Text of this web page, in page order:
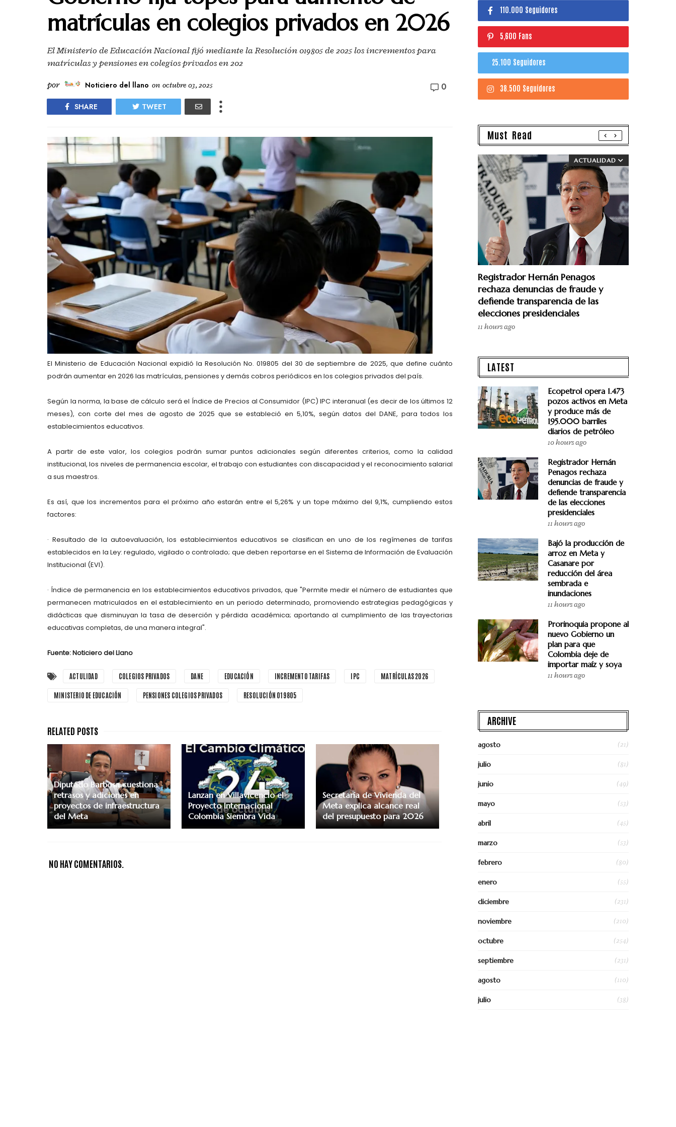
matrículas en colegios privados en 2026
El Ministerio de Educación Nacional fijó mediante la Resolución 019805 de 2025 los incrementos para
matrículas y pensiones en colegios privados en 202
por Noticiero del llano on octubre 03, 2025 0
SHARE TWEET
El Ministerio de Educación Nacional expidió la Resolución No. 019805 del 30 de septiembre de 2025, que define cuánto
podrán aumentar en 2026 las matrículas, pensiones y demás cobros periódicos en los colegios privados del país.
Según la norma, la base de cálculo será el Índice de Precios al Consumidor (IPC) IPC interanual (es decir de los últimos 12
meses), con corte del mes de agosto de 2025 que se estableció en 5,10%, según datos del DANE, para todos los
establecimientos educativos.
A partir de este valor, los colegios podrán sumar puntos adicionales según diferentes criterios, como la calidad
institucional, los niveles de permanencia escolar, el trabajo con estudiantes con discapacidad y el reconocimiento salarial
a sus maestros.
Es así, que los incrementos para el próximo año estarán entre el 5,26% y un tope máximo del 9,1%, cumpliendo estos
factores:
· Resultado de la autoevaluación, los establecimientos educativos se clasifican en uno de los regímenes de tarifas
establecidos en la Ley: regulado, vigilado o controlado; que deben reportarse en el Sistema de Información de Evaluación
Institucional (EVI).
· Índice de permanencia en los establecimientos educativos privados, que "Permite medir el número de estudiantes que
permanecen matriculados en el establecimiento en un periodo determinado, promoviendo estrategias pedagógicas y
didácticas que disminuyan la tasa de deserción y pérdida académica; aportando al cumplimiento de las trayectorias
educativas completas, de una manera integral".
Fuente: Noticiero del Llano
ACTULIDAD COLEGIOS PRIVADOS DANE EDUCACIÓN INCREMENTO TARIFAS IPC MATRÍCULAS 2026
MINISTERIO DE EDUCACIÓN PENSIONES COLEGIOS PRIVADOS RESOLUCIÓN 019805
Diputado Barbosa cuestiona
retrasos y adiciones en
proyectos de infraestructura
del Meta
Lanzan en Villavicencio el
Proyecto Internacional
Colombia Siembra Vida
Secretaría de Vivienda del
Meta explica alcance real
del presupuesto para 2026
NO HAY COMENTARIOS.
110.000 Seguidores
5,600 Fans
25.100 Seguidores
38.500 Seguidores
Must Read
ACTUALIDAD
Registrador Hernán Penagos
rechaza denuncias de fraude y
defiende transparencia de las
elecciones presidenciales
11 hours ago
LATEST
Ecopetrol opera 1.473
pozos activos en Meta
y produce más de
195.000 barriles
diarios de petróleo
10 hours ago
Registrador Hernán
Penagos rechaza
denuncias de fraude y
defiende transparencia
de las elecciones
presidenciales
11 hours ago
Bajó la producción de
arroz en Meta y
Casanare por
reducción del área
sembrada e
inundaciones
11 hours ago
Prorinoquia propone al
nuevo Gobierno un
plan para que
Colombia deje de
importar maíz y soya
11 hours ago
ARCHIVE
agosto (21)
julio (81)
junio (49)
mayo (53)
abril (45)
marzo (53)
febrero (80)
enero (55)
diciembre (231)
noviembre (210)
octubre (254)
septiembre (231)
agosto (110)
julio (38)